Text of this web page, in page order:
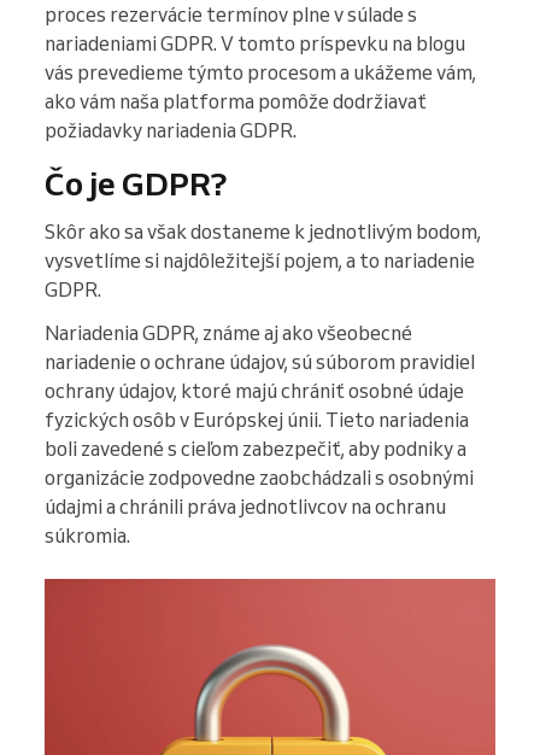
proces rezervácie termínov plne v súlade s
nariadeniami GDPR. V tomto príspevku na blogu
vás prevedieme týmto procesom a ukážeme vám,
ako vám naša platforma pomôže dodržiavať
požiadavky nariadenia GDPR.
Čo je GDPR?
Skôr ako sa však dostaneme k jednotlivým bodom,
vysvetlíme si najdôležitejší pojem, a to nariadenie
GDPR.
Nariadenia GDPR, známe aj ako všeobecné
nariadenie o ochrane údajov, sú súborom pravidiel
ochrany údajov, ktoré majú chrániť osobné údaje
fyzických osôb v Európskej únii. Tieto nariadenia
boli zavedené s cieľom zabezpečiť, aby podniky a
organizácie zodpovedne zaobchádzali s osobnými
údajmi a chránili práva jednotlivcov na ochranu
súkromia.